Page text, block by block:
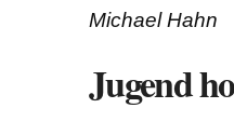
Michael Hahn
Jugend